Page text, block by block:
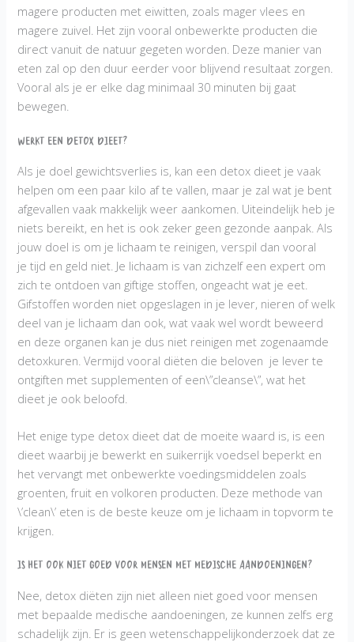
magere producten met eiwitten, zoals mager vlees en
magere zuivel. Het zijn vooral onbewerkte producten die
direct vanuit de natuur gegeten worden. Deze manier van
eten zal op den duur eerder voor blijvend resultaat zorgen.
Vooral als je er elke dag minimaal 30 minuten bij gaat
bewegen.
Werkt een detox dieet?
Als je doel gewichtsverlies is, kan een detox dieet je vaak
helpen om een ​​paar kilo af te vallen, maar je zal wat je bent
afgevallen vaak makkelijk weer aankomen. Uiteindelijk heb je
niets bereikt, en het is ook zeker geen gezonde aanpak. Als
jouw doel is om je lichaam te reinigen, verspil dan vooral
je tijd en geld niet. Je lichaam is van zichzelf een expert om
zich te ontdoen van giftige stoffen, ongeacht wat je eet.
Gifstoffen worden niet opgeslagen in je lever, nieren of welk
deel van je lichaam dan ook, wat vaak wel wordt beweerd
en deze organen kan je dus niet reinigen met zogenaamde
detoxkuren. Vermijd vooral diëten die beloven je lever te
ontgiften met supplementen of een\”cleanse\”, wat het
dieet je ook beloofd.
Het enige type detox dieet dat de moeite waard is, is een
dieet waarbij je bewerkt en suikerrijk voedsel beperkt en
het vervangt met onbewerkte voedingsmiddelen zoals
groenten, fruit en volkoren producten. Deze methode van
\’clean\’ eten is de beste keuze om je lichaam in topvorm te
krijgen.
Is het ook niet goed voor mensen met medische aandoeningen?
Nee, detox diëten zijn niet alleen niet goed voor mensen
met bepaalde medische aandoeningen, ze kunnen zelfs erg
schadelijk zijn. Er is geen wetenschappelijkonderzoek dat ze